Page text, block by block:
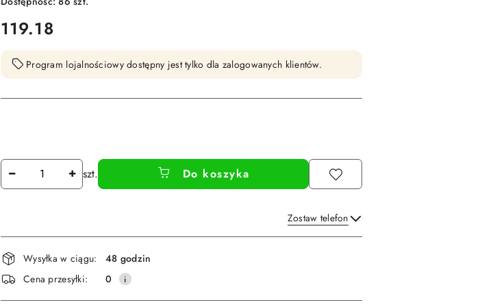
cena:
119.18
Program lojalnościowy dostępny jest tylko dla zalogowanych klientów.
Ilość szt. Do koszyka
Zostaw telefon
Wyślij
Dostępność
i
dostawa
Wysyłka w ciągu:
48 godzin
Cena przesyłki:
0